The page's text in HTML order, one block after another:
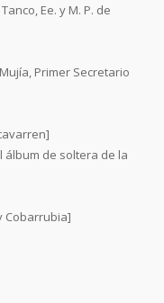
Ee. y M. P. de
Primer Secretario
álbum de soltera de la
Cobarrubia]